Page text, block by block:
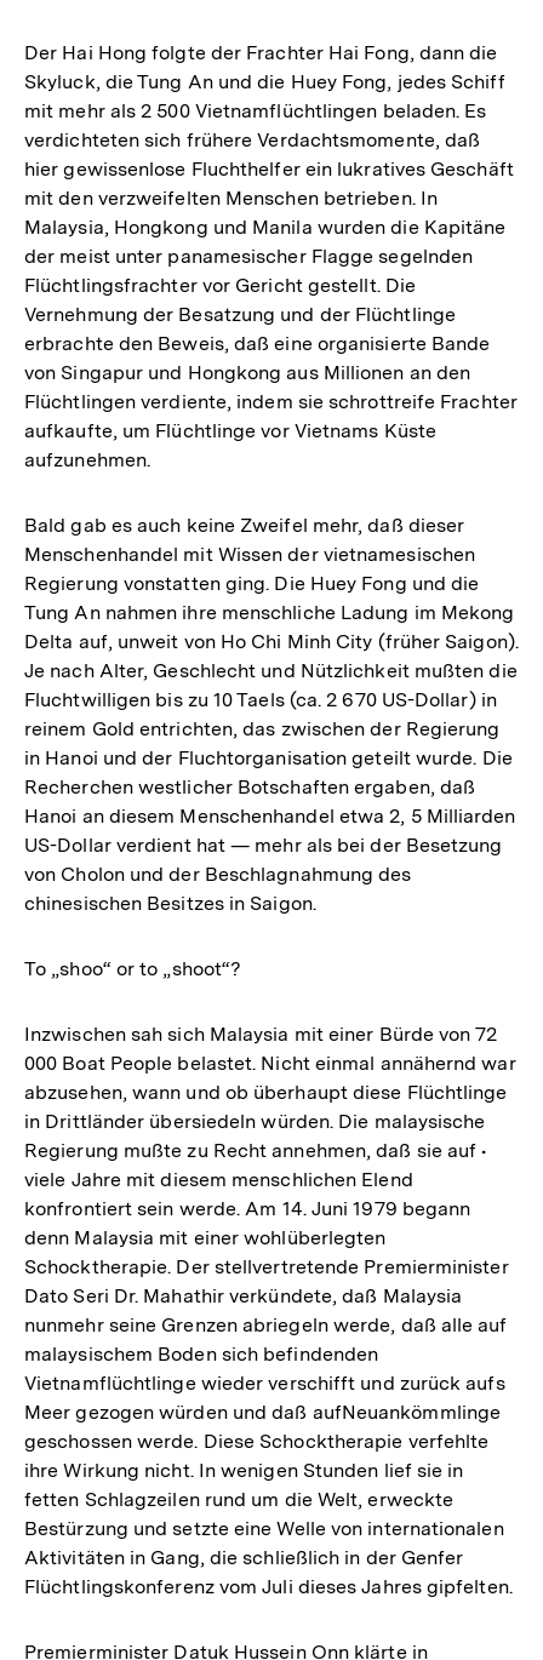
Der Hai Hong folgte der Frachter Hai Fong, dann die
Skyluck, die Tung An und die Huey Fong, jedes Schiff
mit mehr als 2 500 Vietnamflüchtlingen beladen. Es
verdichteten sich frühere Verdachtsmomente, daß
hier gewissenlose Fluchthelfer ein lukratives Geschäft
mit den verzweifelten Menschen betrieben. In
Malaysia, Hongkong und Manila wurden die Kapitäne
der meist unter panamesischer Flagge segelnden
Flüchtlingsfrachter vor Gericht gestellt. Die
Vernehmung der Besatzung und der Flüchtlinge
erbrachte den Beweis, daß eine organisierte Bande
von Singapur und Hongkong aus Millionen an den
Flüchtlingen verdiente, indem sie schrottreife Frachter
aufkaufte, um Flüchtlinge vor Vietnams Küste
aufzunehmen.
Bald gab es auch keine Zweifel mehr, daß dieser
Menschenhandel mit Wissen der vietnamesischen
Regierung vonstatten ging. Die Huey Fong und die
Tung An nahmen ihre menschliche Ladung im Mekong
Delta auf, unweit von Ho Chi Minh City (früher Saigon).
Je nach Alter, Geschlecht und Nützlichkeit mußten die
Fluchtwilligen bis zu 10 Taels (ca. 2 670 US-Dollar) in
reinem Gold entrichten, das zwischen der Regierung
in Hanoi und der Fluchtorganisation geteilt wurde. Die
Recherchen westlicher Botschaften ergaben, daß
Hanoi an diesem Menschenhandel etwa 2, 5 Milliarden
US-Dollar verdient hat — mehr als bei der Besetzung
von Cholon und der Beschlagnahmung des
chinesischen Besitzes in Saigon.
To „shoo“ or to „shoot“?
Inzwischen sah sich Malaysia mit einer Bürde von 72
000 Boat People belastet. Nicht einmal annähernd war
abzusehen, wann und ob überhaupt diese Flüchtlinge
in Drittländer übersiedeln würden. Die malaysische
Regierung mußte zu Recht annehmen, daß sie auf •
viele Jahre mit diesem menschlichen Elend
konfrontiert sein werde. Am 14. Juni 1979 begann
denn Malaysia mit einer wohlüberlegten
Schocktherapie. Der stellvertretende Premierminister
Dato Seri Dr. Mahathir verkündete, daß Malaysia
nunmehr seine Grenzen abriegeln werde, daß alle auf
malaysischem Boden sich befindenden
Vietnamflüchtlinge wieder verschifft und zurück aufs
Meer gezogen würden und daß aufNeuankömmlinge
geschossen werde. Diese Schocktherapie verfehlte
ihre Wirkung nicht. In wenigen Stunden lief sie in
fetten Schlagzeilen rund um die Welt, erweckte
Bestürzung und setzte eine Welle von internationalen
Aktivitäten in Gang, die schließlich in der Genfer
Flüchtlingskonferenz vom Juli dieses Jahres gipfelten.
Premierminister Datuk Hussein Onn klärte in